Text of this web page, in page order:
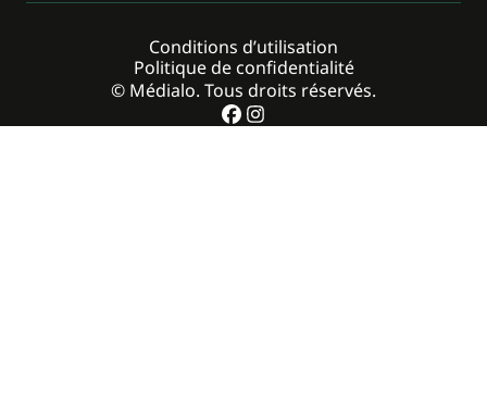
© Médialo. Tous droits réservés.
Conditions d’utilisation
Politique de confidentialité